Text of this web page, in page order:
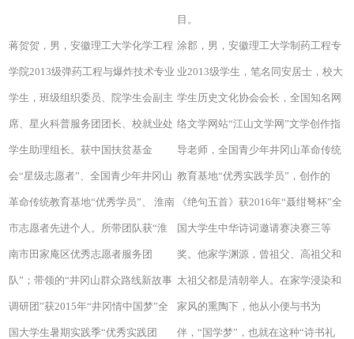
目。
蒋贺贺，男，安徽理工大学化学工程
学院2013级弹药工程与爆炸技术专业
学生，班级组织委员、院学生会副主
席、星火科普服务团团长、校就业处
学生助理组长。获中国扶贫基金
会“星级志愿者”、全国青少年井冈山
革命传统教育基地“优秀学员”、 淮南
市志愿者先进个人。所带团队获“淮
南市田家庵区优秀志愿者服务团
队”；带领的“井冈山群众路线新故事
调研团”获2015年“井冈情中国梦”全
国大学生暑期实践季“优秀实践团
涂郡，男，安徽理工大学制药工程专
业2013级学生，笔名同安居士，校大
学生历史文化协会会长，全国知名网
络文学网站“江山文学网”文学创作指
导老师，全国青少年井冈山革命传统
教育基地“优秀实践学员”，创作的
《绝句五首》获2016年“聂绀弩杯”全
国大学生中华诗词邀请赛决赛三等
奖。他家学渊源，曾祖父、高祖父和
太祖父都是清朝举人。在家学浸染和
家风的熏陶下，他从小便与书为
伴，“国学梦”，也就在这种“诗书礼